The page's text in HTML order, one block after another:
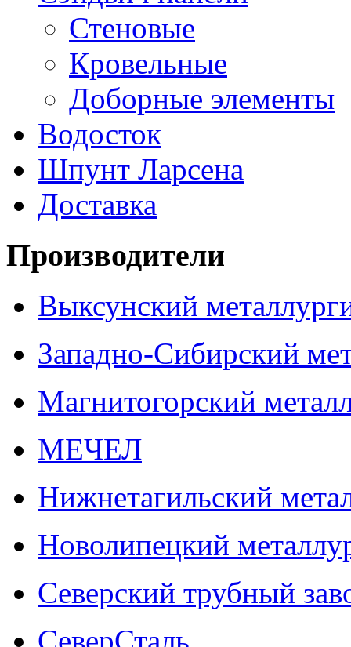
Стеновые
Кровельные
Доборные элементы
Водосток
Шпунт Ларсена
Доставка
Производители
Выксунский
Западно-Сибирский
Магнитогорский
МЕЧЕЛ
Нижнетагильский
Новолипецкий
Северский трубный